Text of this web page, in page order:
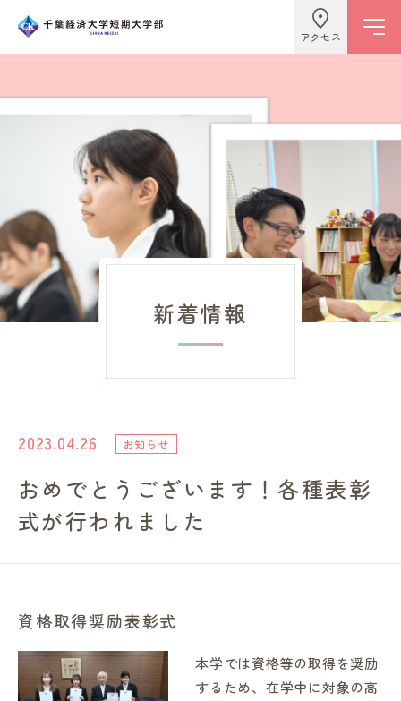
アクセス
学校情報
ビジネスライフ学科
こども学科
キャンパスライフ
進路・就職情報
レンガ棟について
高校の先生方へ
新着情報
2023.04.26 お知らせ
おめでとうございます！各種表彰
式が行われました
資格取得奨励表彰式
本学では資格等の取得を奨励
するため、在学中に対象の高